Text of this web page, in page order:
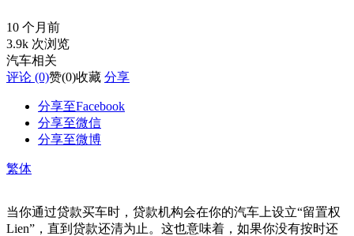
10 个月前
3.9k 次浏览
汽车相关
评论 (0)赞(0)收藏 分享
分享至Facebook
分享至微信
分享至微博
繁体
当你通过贷款买车时，贷款机构会在你的汽车上设立“留置权
Lien”，直到贷款还清为止。这也意味着，如果你没有按时还